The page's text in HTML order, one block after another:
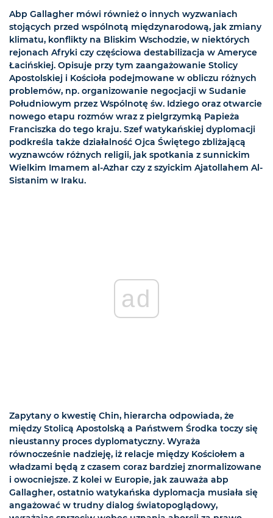
Abp Gallagher mówi również o innych wyzwaniach
stojących przed wspólnotą międzynarodową, jak zmiany
klimatu, konflikty na Bliskim Wschodzie, w niektórych
rejonach Afryki czy częściowa destabilizacja w Ameryce
Łacińskiej. Opisuje przy tym zaangażowanie Stolicy
Apostolskiej i Kościoła podejmowane w obliczu różnych
problemów, np. organizowanie negocjacji w Sudanie
Południowym przez Wspólnotę św. Idziego oraz otwarcie
nowego etapu rozmów wraz z pielgrzymką Papieża
Franciszka do tego kraju. Szef watykańskiej dyplomacji
podkreśla także działalność Ojca Świętego zbliżającą
wyznawców różnych religii, jak spotkania z sunnickim
Wielkim Imamem al-Azhar czy z szyickim Ajatollahem Al-
Sistanim w Iraku.
ad
Zapytany o kwestię Chin, hierarcha odpowiada, że
między Stolicą Apostolską a Państwem Środka toczy się
nieustanny proces dyplomatyczny. Wyraża
równocześnie nadzieję, iż relacje między Kościołem a
władzami będą z czasem coraz bardziej znormalizowane
i owocniejsze. Z kolei w Europie, jak zauważa abp
Gallagher, ostatnio watykańska dyplomacja musiała się
angażować w trudny dialog światopoglądowy,